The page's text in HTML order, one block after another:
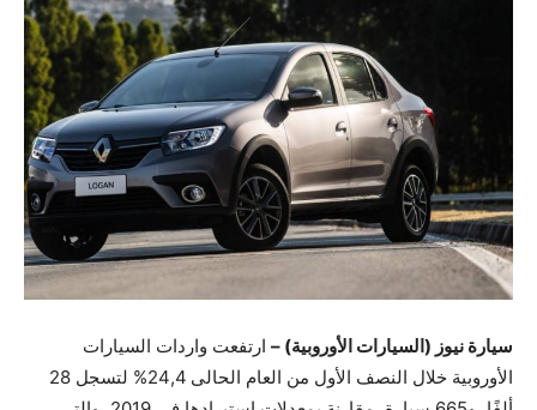
سيارة نيوز (السيارات الأوروبية) – ارتفعت واردات السيارات
الأوروبية خلال النصف الأول من العام الحالى 24,4% لتسجل 28